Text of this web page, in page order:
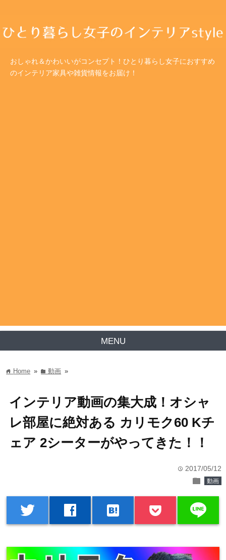
おしゃれ＆かわいいがコンセプト！ひとり暮らし女子におすすめ
のインテリア家具や雑貨情報をお届け！
MENU
home Home » folder動画 »
インテリア動画の集大成！オシャ
レ部屋に絶対ある カリモク60 Kチ
ェア 2シーターがやってきた！！
time 2017/05/12
folder 動画
twitter facebook hatenabookmark line